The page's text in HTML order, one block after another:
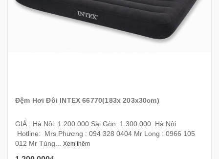
Đệm Hơi Đôi INTEX 66770(183x 203x30cm)
GIÁ : Hà Nội: 1.200.000 Sài Gòn: 1.300.000 Hà Nội
Hotline: Mrs Phương : 094 328 0404 Mr Long : 0966 105
012 Mr Tùng... Xem thêm